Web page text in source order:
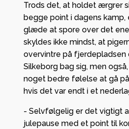
Trods det, at holdet ærgrer
begge point i dagens kamp,
glæde at spore over det
skyldes ikke mindst, at
overvintre på
Silkeborg bag sig, men
noget bedre følelse at gå
hvis det var endt i et
- Selvfølgelig er det vigtigt
julepause med et point til